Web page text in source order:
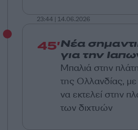
23:44 | 14.06.2026
45'Νέα
για την
Μπαλιά στην
της Ολλανδίας,
να εκτελεί στην
των διχτυών